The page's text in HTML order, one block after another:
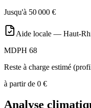
Jusqu'à 50 000 €
Aide locale — Haut-
MDPH 68
Reste à charge estimé
à partir de 0 €
Analyse